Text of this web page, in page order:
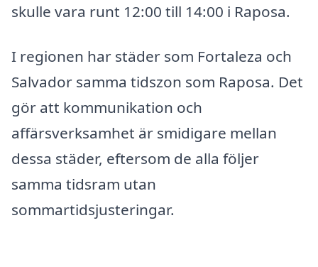
skulle vara runt 12:00 till 14:00 i Raposa.
I regionen har städer som Fortaleza och
Salvador samma tidszon som Raposa. Det
gör att kommunikation och
affärsverksamhet är smidigare mellan
dessa städer, eftersom de alla följer
samma tidsram utan
sommartidsjusteringar.